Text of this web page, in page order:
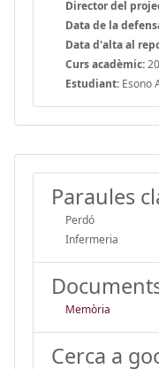
Director del
Data de la
Data d'alta al
Curs acadèmic:
Estudiant: Esono
Paraules
Perdó
Infermeria
Memòria
Cerca a